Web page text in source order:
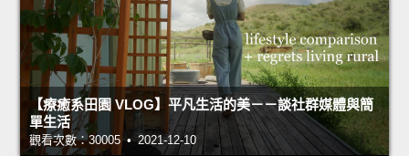
【療癒系田園 VLOG】平凡生活的美－－談社群媒體與簡
單生活
觀看次數：30005 • 2021-12-10